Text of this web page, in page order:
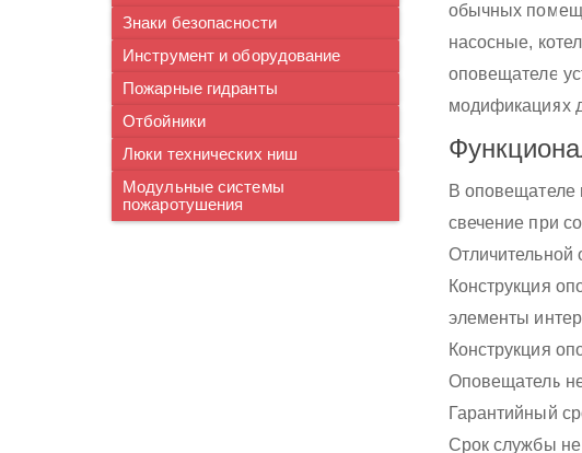
Знаки безопасности
Инструмент и оборудование
Пожарные гидранты
Отбойники
Люки технических ниш
Модульные системы
пожаротушения
обычных
насосные,
оповещателе
модификациях
В оповещателе
свечение при
Отличительной
Конструкция
элементы
Конструкция
Оповещатель
Гарантийный
Срок службы